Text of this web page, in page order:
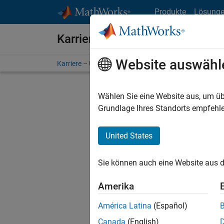
Produkte
Karriere bei MathWorks
Karriere – Übersicht Stellensuche
Stellen
Es
Region
Website
Wählen Sie eine Website aus, um
Grundlage Ihres Standorts
United States
Sie können auch eine Website aus
Amerika
América Latina (Español)
Canada (English)